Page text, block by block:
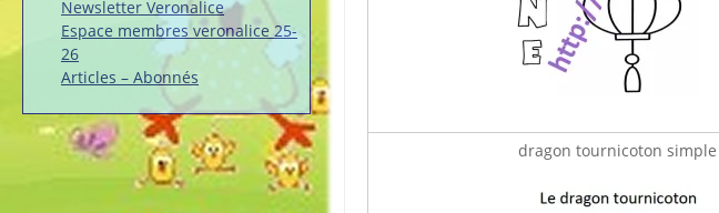
Newsletter Veronalice
Espace membres veronalice 25-
26
Articles – Abonnés
dragon tournicoton simple